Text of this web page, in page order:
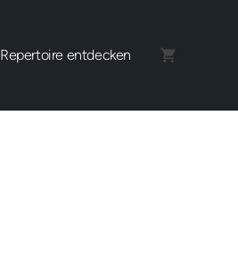
Repertoire entdecken